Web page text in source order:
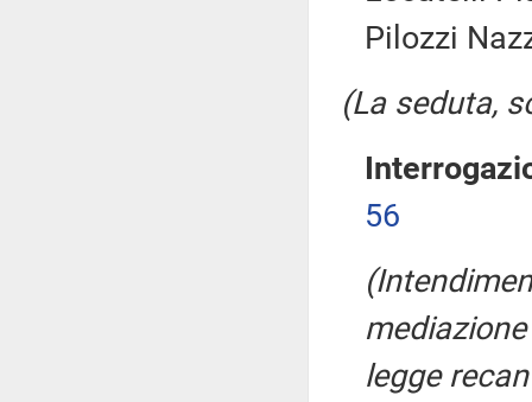
Pilozzi
(La seduta,
56
legge